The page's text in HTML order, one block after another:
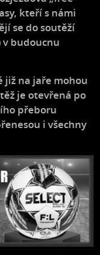
kteří s námi
se do soutěží
v budoucnu
již na jaře mohou
je otevřená po
přeboru
i všechny